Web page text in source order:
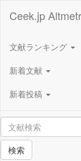
Ceek.jp
文献ランキング
新着文献
新着投稿
検索